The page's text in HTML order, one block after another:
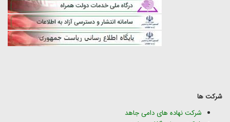
شرکت ها
شرکت نهاده های دامی جاهد